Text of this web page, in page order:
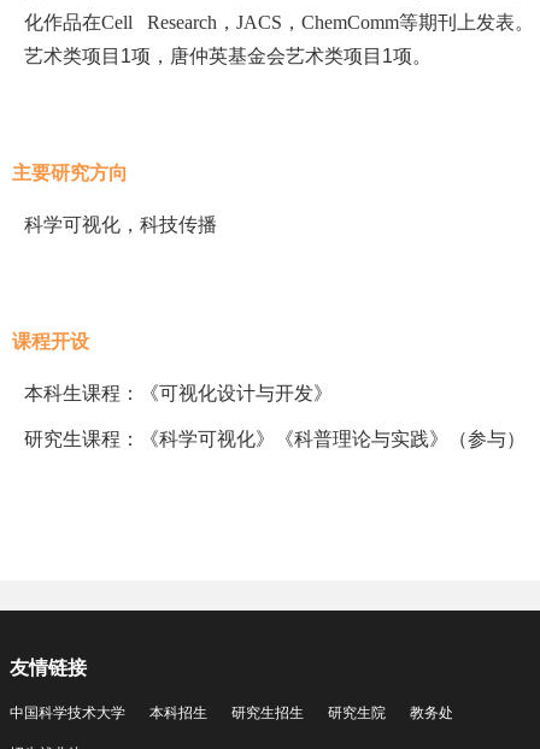
化作品在Cell Research ， JACS ， ChemComm等期刊上发表
艺术类项目 1项，唐仲英基金会艺术类项目 1项。
主要研究方向
科学可视化，科技传播
课程开设
本科生课程：《可视化设计与开发》
研究生课程：《科学可视化》《科普理论与实践》（参与）
友情链接
中国科学技术大学 本科招生 研究生招生 研究生院 教务处